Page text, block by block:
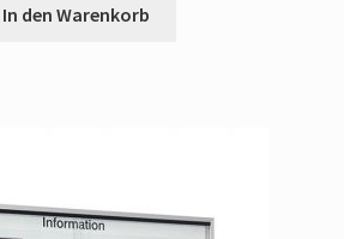
In den Warenkorb